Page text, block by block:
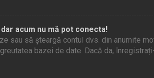
acum nu mă pot conecta!
sau să șteargă contul dvs. din anumite
bazei de date. Dacă da,